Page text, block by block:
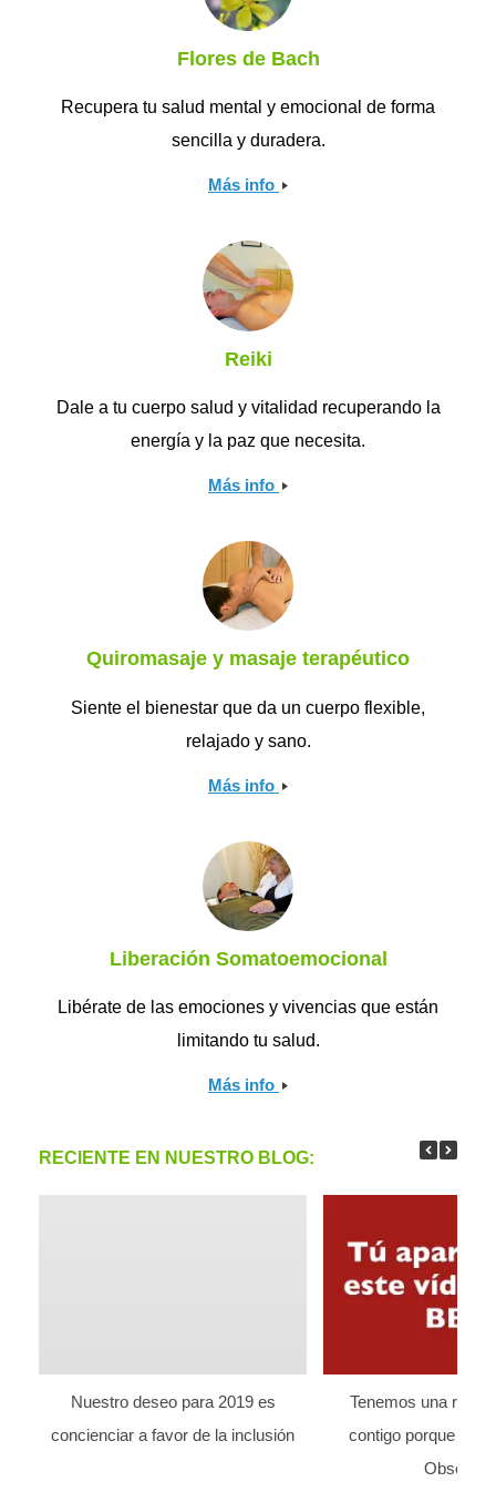
Flores de Bach
Recupera tu salud mental y emocional de forma
sencilla y duradera.
Más info
Reiki
Dale a tu cuerpo salud y vitalidad recuperando la
energía y la paz que necesita.
Más info
Quiromasaje y masaje terapéutico
Siente el bienestar que da un cuerpo flexible,
relajado y sano.
Más info
Liberación Somatoemocional
Libérate de las emociones y vivencias que están
limitando tu salud.
Más info
RECIENTE EN NUESTRO BLOG:
Nuestro deseo para 2019 es
concienciar a favor de la inclusión
Tenemos una
contigo porque tú
Observa: